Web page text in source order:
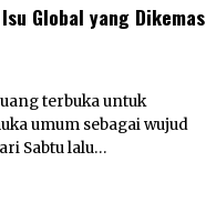
Global yang Dikemas
terbuka untuk
umum sebagai wujud
Sabtu lalu…